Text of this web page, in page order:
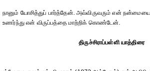
நானும் யோசித்துப் பார்த்தேன். அவ்விருவரும் என்
உணர்ந்து என் விருப்பத்தை மாற்றிக் கொண்டேன்.
திருச்சிராப்பள்ளி யாத்திரை